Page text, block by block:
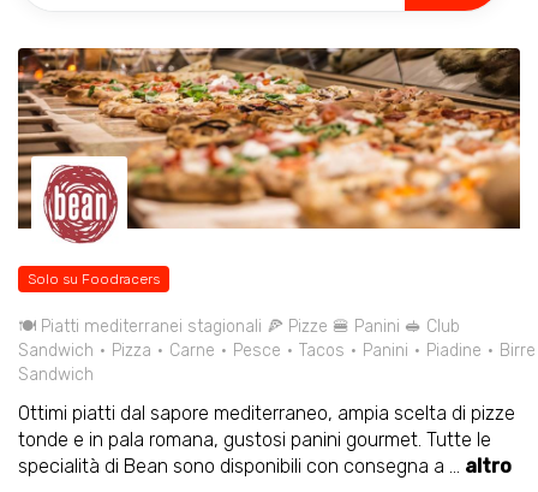
Solo su Foodracers
🍽️ Piatti mediterranei stagionali 🍕 Pizze 🍔 Panini 🥪 Club
Sandwich
Pizza Carne Pesce Tacos Panini Piadine
Birre
Sandwich
Ottimi piatti dal sapore mediterraneo, ampia scelta di pizze
tonde e in pala romana, gustosi panini gourmet. Tutte le
specialità di Bean sono disponibili con consegna a ... altro